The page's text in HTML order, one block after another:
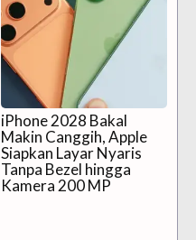
iPhone 2028 Bakal
Makin Canggih, Apple
Siapkan Layar Nyaris
Tanpa Bezel hingga
Kamera 200 MP